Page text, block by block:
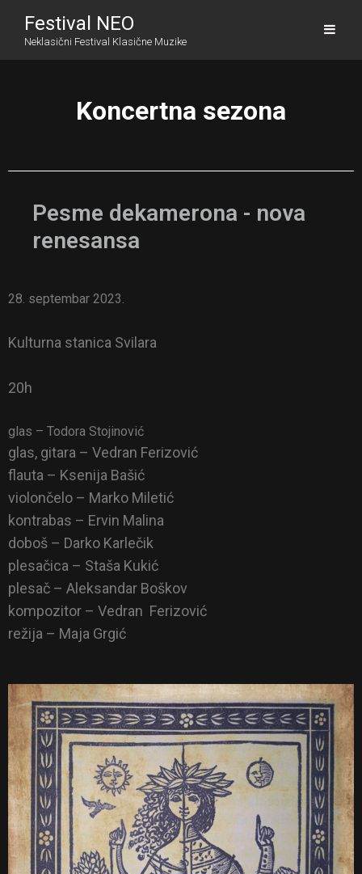
Festival NEO
Neklasični Festival Klasične Muzike
Koncertna sezona
Pesme dekamerona - nova
renesansa
28. septembar 2023.
Kulturna stanica Svilara
20h
glas – Todora Stojinović
glas, gitara – Vedran Ferizović
flauta – Ksenija Bašić
violončelo – Marko Miletić
kontrabas – Ervin Malina
doboš – Darko Karlečik
plesačica – Staša Kukić
plesač – Aleksandar Boškov
kompozitor – Vedran Ferizović
režija – Maja Grgić